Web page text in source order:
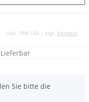
inkl. 19% USt. , zzgl. Versand
Sie bitte die